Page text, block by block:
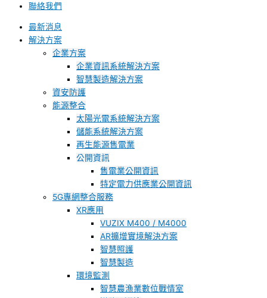
聯絡我們
最新消息
解決方案
企業方案
企業資訊系統解決方案
智慧製造解決方案
資安防護
能源整合
太陽光電系統解決方案
儲能系統解決方案
再生能源售電業
公開資訊
售電業公開資訊
特定電力供應業公開資訊
5G專網整合服務
XR應用
VUZIX M400 / M4000
AR擴增實境解決方案
智慧照護
智慧製造
環境監測
智慧農漁業數位戰情室